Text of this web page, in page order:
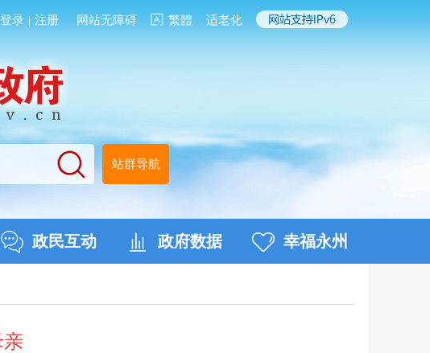
登录 | 注册 网站无障碍 繁體 适老化
站群导航
政民互动 政府数据 幸福永州
亲